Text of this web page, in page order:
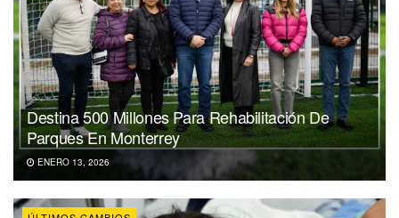
Destina 500 Millones Para Rehabilitación De
Parques En Monterrey
ENERO 13, 2026